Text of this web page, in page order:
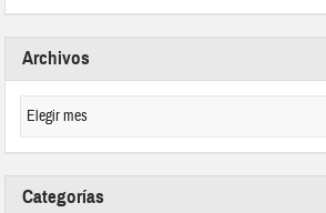
Archivos
Categorías